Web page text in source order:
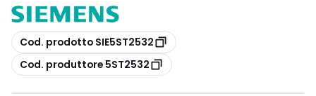
copia
Cod. prodotto SIE5ST2532
copia
Cod. produttore 5ST2532